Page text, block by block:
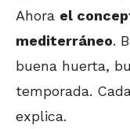
Ahora el
mediterráneo.
buena huerta,
temporada.
explica.